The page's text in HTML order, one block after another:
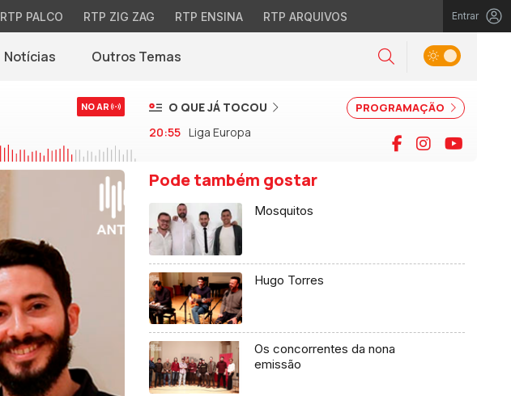
RTP PALCO RTP ZIG ZAG RTP ENSINA RTP ARQUIVOS Entrar
Notícias(abre em nova janela)
Outros Temas Pesquisar
Alternar tema
NO AR PROGRAMAÇÃO
O QUE JÁ TOCOU
20:55 Liga Europa Facebook
Instagram
Pode também gostar
Mosquitos
Hugo Torres
Os concorrentes da nona
emissão